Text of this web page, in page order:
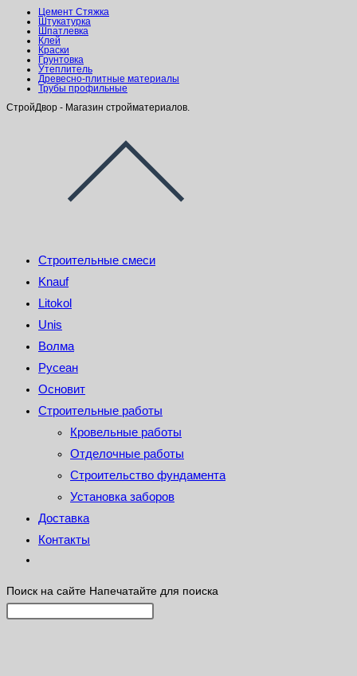
Цемент Стяжка
Штукатурка
Шпатлевка
Клей
Краски
Грунтовка
Утеплитель
Древесно-плитные материалы
Трубы профильные
СтройДвор - Магазин стройматериалов.
Строительные смеси
Knauf
Litokol
Unis
Волма
Русеан
Основит
Строительные работы
Кровельные работы
Отделочные работы
Строительство фундамента
Установка заборов
Доставка
Контакты
Поиск на сайте Напечатайте для поиска